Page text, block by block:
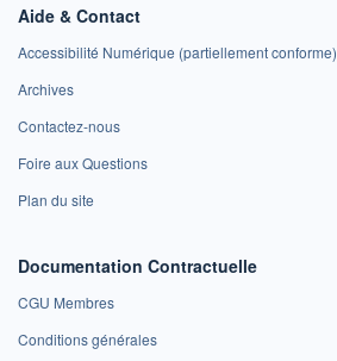
Aide & Contact
Accessibilité Numérique (partiellement conforme)
Archives
Contactez-nous
Foire aux Questions
Plan du site
Documentation Contractuelle
CGU Membres
Conditions générales